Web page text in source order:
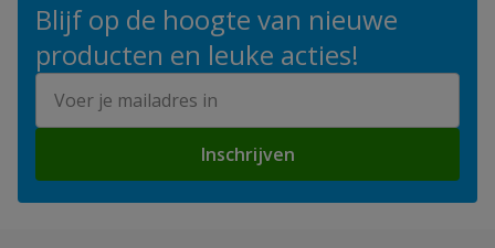
Blijf op de hoogte van nieuwe
producten en leuke acties!
Inschrijven